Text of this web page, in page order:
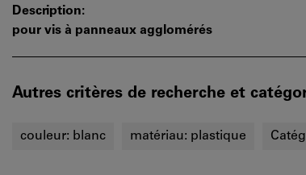
Description:
pour vis à panneaux agglomérés
Autres critères de recherche et
couleur: blanc matériau: plastique